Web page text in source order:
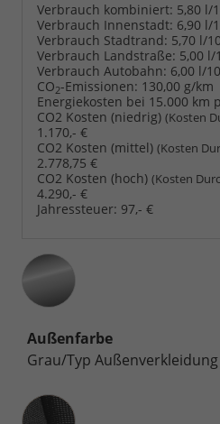
Verbrauch kombiniert: 5,80 l/
Verbrauch Innenstadt: 6,90 l/
Verbrauch Stadtrand: 5,70 l/
Verbrauch Landstraße: 5,00 l/
Verbrauch Autobahn: 6,00 l/
CO2-Emissionen: 130,00 g/km
Energiekosten bei 15.000 km
CO2 Kosten (niedrig) (Kosten
1.170,- €
CO2 Kosten (mittel) (Kosten
2.778,75 €
CO2 Kosten (hoch) (Kosten
4.290,- €
Jahressteuer: 97,- €
Außenfarbe
Grau/Typ
Innenausstattung